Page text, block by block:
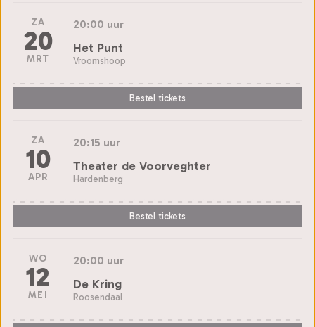
ZA
20
MRT
20:00 uur
Het Punt
Vroomshoop
Bestel tickets
ZA
10
APR
20:15 uur
Theater de Voorveghter
Hardenberg
Bestel tickets
WO
12
MEI
20:00 uur
De Kring
Roosendaal